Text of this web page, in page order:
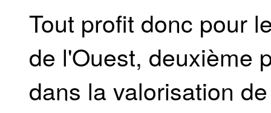
Tout profit donc pour
de l'Ouest, deuxième
dans la valorisation